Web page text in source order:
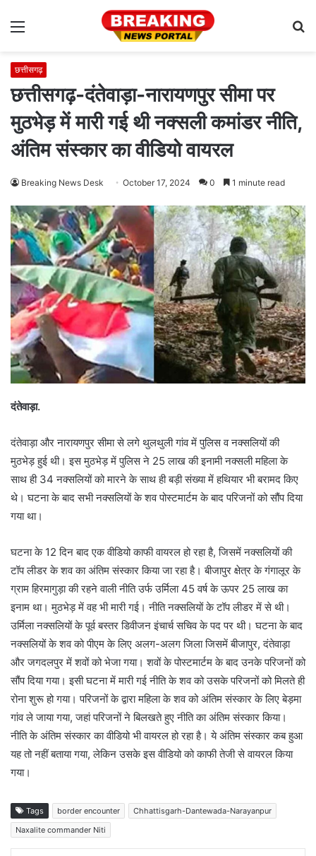
Menu
छत्तीसगढ़
छत्तीसगढ़-दंतेवाड़ा-नारायणपुर सीमा पर
मुठभेड़ में मारी गई थी नक्सली कमांडर नीति,
अंतिम संस्कार का वीडियो वायरल
Breaking News Desk October 17, 2024 0 1 minute read
दंतेवाड़ा.
दंतेवाड़ा और नारायणपुर सीमा से लगे थुलथुली गांव में पुलिस व नक्सलियों की
मुठभेड़ हुई थी। इस मुठभेड़ में पुलिस ने 25 लाख की इनामी नक्सली महिला के
साथ ही 34 नक्सलियों को मारने के साथ ही बड़ी संख्या में हथियार भी बरामद किए
थे। घटना के बाद सभी नक्सलियों के शव पोस्टमार्टम के बाद परिजनों को सौंप दिया
गया था।
घटना के 12 दिन बाद एक वीडियो काफी वायरल हो रहा है, जिसमें नक्सलियों की
टॉप लीडर के शव का अंतिम संस्कार किया जा रहा है। बीजापुर क्षेत्र के गंगालूर के
ग्राम हिरमागुड़ा की रहने वाली नीति उर्फ उर्मिला 45 वर्ष के ऊपर 25 लाख का
इनाम था। मुठभेड़ में वह भी मारी गई। नीति नक्सलियों के टॉप लीडर में से थी।
उर्मिला नक्सलियों के पूर्व बस्तर डिवीजन इंचार्च सचिव के पद पर थी। घटना के बाद
नक्सलियों के शव को पीएम के लिए अलग-अलग जिला जिसमें बीजापुर, दंतेवाड़ा
और जगदलपुर में शवों को भेजा गया। शवों के पोस्टमार्टम के बाद उनके परिजनों को
सौंप दिया गया। इसी घटना में मारी गई नीति के शव को उसके परिजनों को मिलते ही
रोना शुरू हो गया। परिजनों के द्वारा महिला के शव को अंतिम संस्कार के लिए बेड़मा
गांव ले जाया गया, जहां परिजनों ने बिलखते हुए नीति का अंतिम संस्कार किया।
नीति के अंतिम संस्कार का वीडियो भी वायरल हो रहा है। ये अंतिम संस्कार कब हुआ
यह तो नहीं बताया गया, लेकिन उसके इस वीडियो को काफी तेजी से वायरल किया
गया।
Tags border encounter
Chhattisgarh-Dantewada-Narayanpur
Naxalite commander Niti